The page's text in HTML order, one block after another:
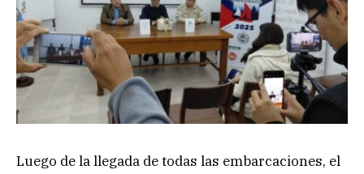
Luego de la llegada de todas las embarcaciones, el